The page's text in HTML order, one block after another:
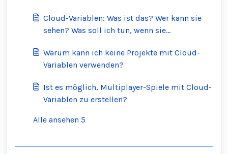
Cloud-Variablen: Was ist das? Wer kann sie
sehen? Was soll ich tun, wenn sie
Warum kann ich keine Projekte mit Cloud-
Variablen verwenden?
Ist es möglich, Multiplayer-Spiele mit Cloud-
Variablen zu erstellen?
Alle ansehen 5